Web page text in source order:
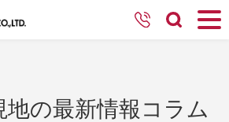
の最新情報コラム